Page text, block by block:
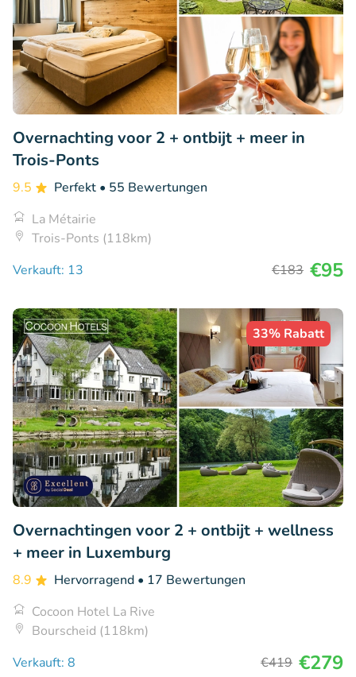
Overnachting voor 2 + ontbijt + meer in
Trois-Ponts
9.5 Perfekt • 55 Bewertungen
La Métairie
Trois-Ponts (118km)
Verkauft: 13
€183 €95
33% Rabatt
Overnachtingen voor 2 + ontbijt + wellness
+ meer in Luxemburg
8.9 Hervorragend • 17 Bewertungen
Cocoon Hotel La Rive
Bourscheid (118km)
Verkauft: 8
€419 €279